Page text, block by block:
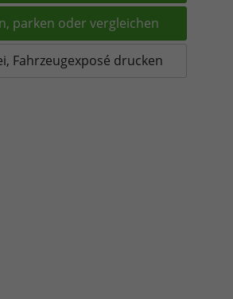
parken oder vergleichen
Fahrzeugexposé drucken